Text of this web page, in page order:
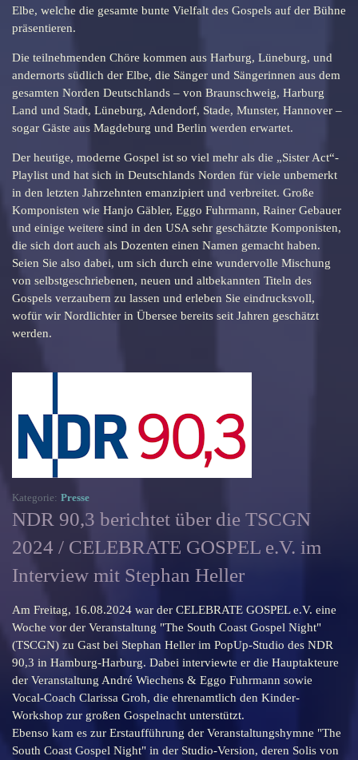
Elbe, welche die gesamte bunte Vielfalt des Gospels auf der Bühne
präsentieren.
Die teilnehmenden Chöre kommen aus Harburg, Lüneburg, und
andernorts südlich der Elbe, die Sänger und Sängerinnen aus dem
gesamten Norden Deutschlands – von Braunschweig, Harburg
Land und Stadt, Lüneburg, Adendorf, Stade, Munster, Hannover –
sogar Gäste aus Magdeburg und Berlin werden erwartet.
Der heutige, moderne Gospel ist so viel mehr als die „Sister Act“-
Playlist und hat sich in Deutschlands Norden für viele unbemerkt
in den letzten Jahrzehnten emanzipiert und verbreitet. Große
Komponisten wie Hanjo Gäbler, Eggo Fuhrmann, Rainer Gebauer
und einige weitere sind in den USA sehr geschätzte Komponisten,
die sich dort auch als Dozenten einen Namen gemacht haben.
Seien Sie also dabei, um sich durch eine wundervolle Mischung
von selbstgeschriebenen, neuen und altbekannten Titeln des
Gospels verzaubern zu lassen und erleben Sie eindrucksvoll,
wofür wir Nordlichter in Übersee bereits seit Jahren geschätzt
werden.
Kategorie: Presse
NDR 90,3 berichtet über die TSCGN
2024 / CELEBRATE GOSPEL e.V. im
Interview mit Stephan Heller
Am Freitag, 16.08.2024 war der CELEBRATE GOSPEL e.V. eine
Woche vor der Veranstaltung "The South Coast Gospel Night"
(TSCGN) zu Gast bei Stephan Heller im PopUp-Studio des NDR
90,3 in Hamburg-Harburg. Dabei interviewte er die Hauptakteure
der Veranstaltung André Wiechens & Eggo Fuhrmann sowie
Vocal-Coach Clarissa Groh, die ehrenamtlich den Kinder-
Workshop zur großen Gospelnacht unterstützt.
Ebenso kam es zur Erstaufführung der Veranstaltungshymne "The
South Coast Gospel Night" in der Studio-Version, deren Solis von